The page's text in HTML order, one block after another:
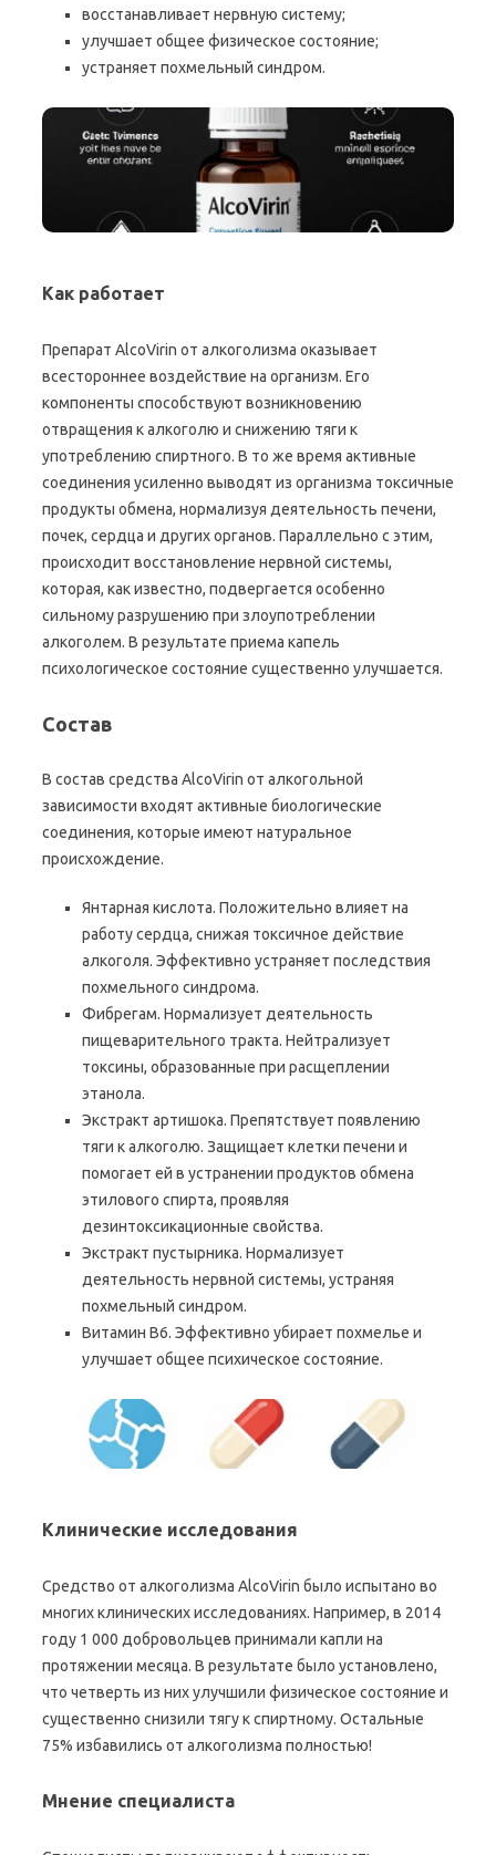
восстанавливает нервную систему;
улучшает общее физическое состояние;
устраняет похмельный синдром.
Как работает
Препарат AlcoVirin от алкоголизма оказывает
всестороннее воздействие на организм. Его
компоненты способствуют возникновению
отвращения к алкоголю и снижению тяги к
употреблению спиртного. В то же время активные
соединения усиленно выводят из организма токсичные
продукты обмена, нормализуя деятельность печени,
почек, сердца и других органов. Параллельно с этим,
происходит восстановление нервной системы,
которая, как известно, подвергается особенно
сильному разрушению при злоупотреблении
алкоголем. В результате приема капель
психологическое состояние существенно улучшается.
Состав
В состав средства AlcoVirin от алкогольной
зависимости входят активные биологические
соединения, которые имеют натуральное
происхождение.
Янтарная кислота. Положительно влияет на
работу сердца, снижая токсичное действие
алкоголя. Эффективно устраняет последствия
похмельного синдрома.
Фибрегам. Нормализует деятельность
пищеварительного тракта. Нейтрализует
токсины, образованные при расщеплении
этанола.
Экстракт артишока. Препятствует появлению
тяги к алкоголю. Защищает клетки печени и
помогает ей в устранении продуктов обмена
этилового спирта, проявляя
дезинтоксикационные свойства.
Экстракт пустырника. Нормализует
деятельность нервной системы, устраняя
похмельный синдром.
Витамин В6. Эффективно убирает похмелье и
улучшает общее психическое состояние.
Клинические исследования
Средство от алкоголизма AlcoVirin было испытано во
многих клинических исследованиях. Например, в 2014
году 1 000 добровольцев принимали капли на
протяжении месяца. В результате было установлено,
что четверть из них улучшили физическое состояние и
существенно снизили тягу к спиртному. Остальные
75% избавились от алкоголизма полностью!
Мнение специалиста